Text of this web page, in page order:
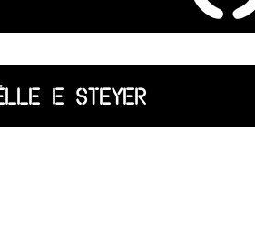
E STEYER